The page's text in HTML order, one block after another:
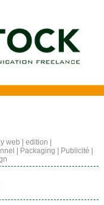
web edition
Packaging Publicité